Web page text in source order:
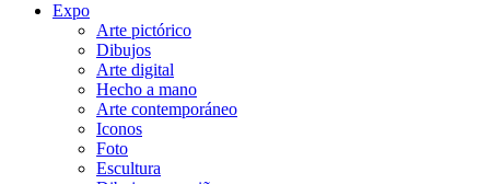
Expo
Arte pictórico
Dibujos
Arte digital
Hecho a mano
Arte contemporáneo
Iconos
Foto
Escultura